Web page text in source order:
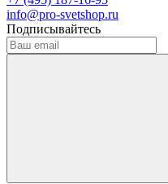
info@pro-svetshop.ru
Подписывайтесь